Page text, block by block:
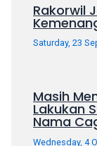
Rakorwil
Saturday, 23
Masih
Lakukan
Nama
Wednesday, 4